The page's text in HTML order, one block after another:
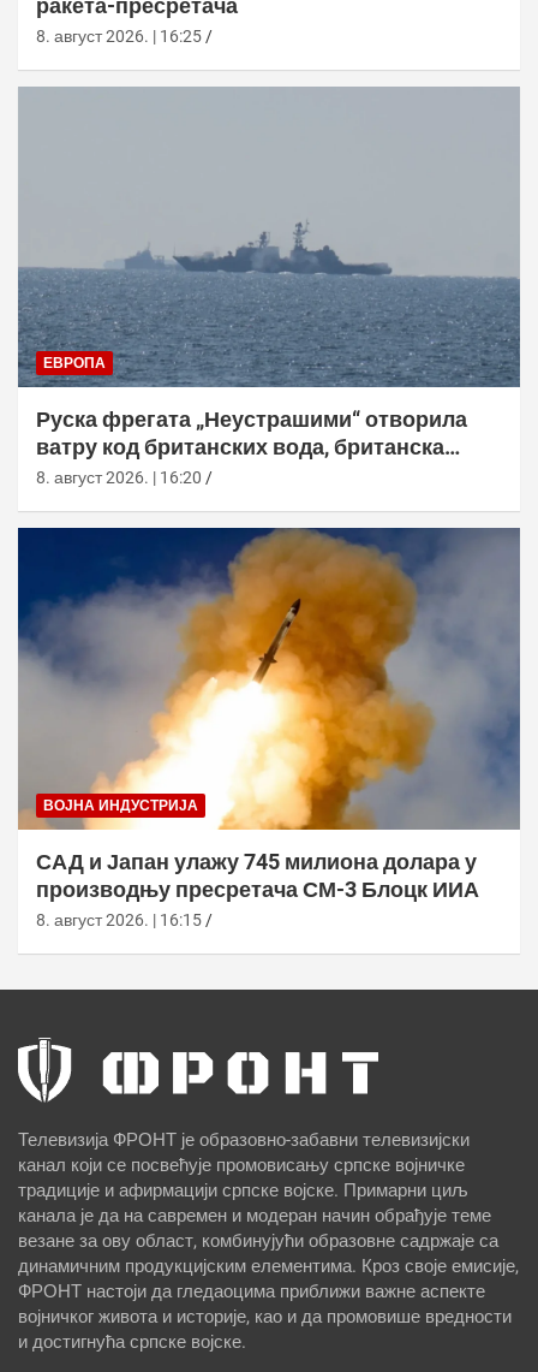
8. август 2026. | 16:25
ЕВРОПА
Руска фрегата „Неустрашими“ отворила
ватру код британских вода, британска
морнарица појачала праћење
8. август 2026. | 16:20
ВОЈНА ИНДУСТРИЈА
САД и Јапан улажу 745 милиона долара у
производњу пресретача СМ-3 Блоцк ИИА
8. август 2026. | 16:15
Телевизија ФРОНТ је образовно-забавни телевизијски
канал који се посвећује промовисању српске војничке
традиције и афирмацији српске војске. Примарни циљ
канала је да на савремен и модеран начин обрађује теме
везане за ову област, комбинујући образовне садржаје са
динамичним продукцијским елементима. Кроз своје емисије,
ФРОНТ настоји да гледаоцима приближи важне аспекте
војничког живота и историје, као и да промовише вредности
и достигнућа српске војске.